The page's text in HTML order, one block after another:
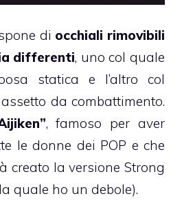
di occhiali rimovibili
differenti, uno col quale
statica e l’altro col
da combattimento.
, famoso per aver
le donne dei POP e che
creato la versione Strong
quale ho un debole).